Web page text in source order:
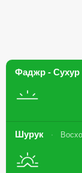
Фаджр - Сухур
Шурук